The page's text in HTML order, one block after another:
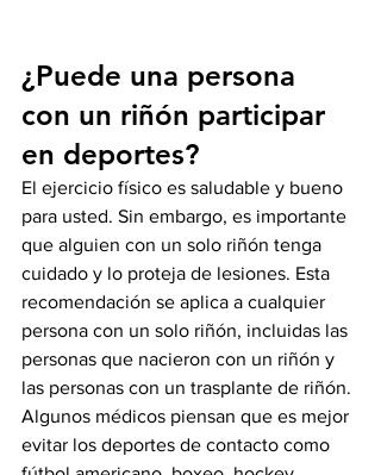
¿Puede una persona
con un riñón participar
en deportes?
El ejercicio físico es saludable y bueno
para usted. Sin embargo, es importante
que alguien con un solo riñón tenga
cuidado y lo proteja de lesiones. Esta
recomendación se aplica a cualquier
persona con un solo riñón, incluidas las
personas que nacieron con un riñón y
las personas con un trasplante de riñón.
Algunos médicos piensan que es mejor
evitar los deportes de contacto como